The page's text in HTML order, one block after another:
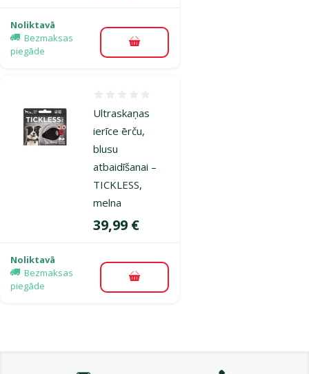
Noliktavā
Bezmaksas
piegāde
Pievienot grozam
Ultraskaņas
ierīce ērču,
blusu
atbaidīšanai –
TICKLESS,
melna
Cena
39,99 €
Noliktavā
Bezmaksas
piegāde
Pievienot grozam